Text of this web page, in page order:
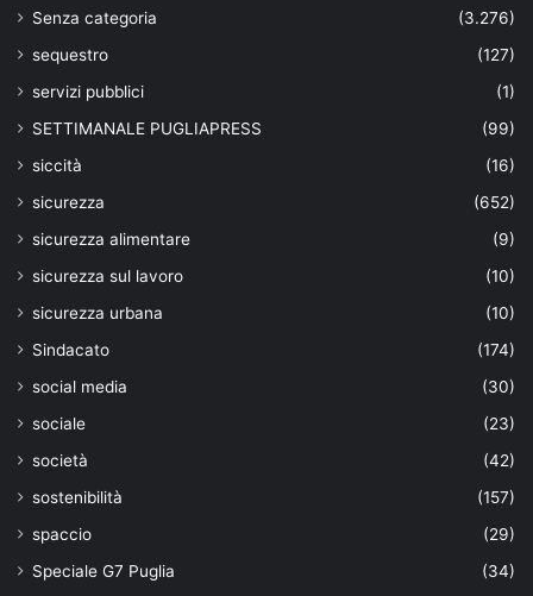
Senza categoria
(3.276)
sequestro
(127)
servizi pubblici
(1)
SETTIMANALE PUGLIAPRESS
(99)
siccità
(16)
sicurezza
(652)
sicurezza alimentare
(9)
sicurezza sul lavoro
(10)
sicurezza urbana
(10)
Sindacato
(174)
social media
(30)
sociale
(23)
società
(42)
sostenibilità
(157)
spaccio
(29)
Speciale G7 Puglia
(34)